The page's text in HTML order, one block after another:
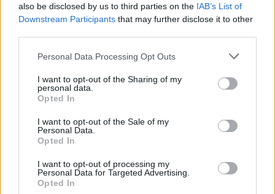
also be disclosed by us to third parties on the IAB’s List of
Downstream Participants that may further disclose it to other
Personal Data Processing Opt Outs
I want to opt-out of the Sharing of my
personal data.
Opted In
I want to opt-out of the Sale of my
Personal Data.
Opted In
I want to opt-out of processing my
Personal Data for Targeted Advertising.
Opted In
Σχετικά Άρθρα